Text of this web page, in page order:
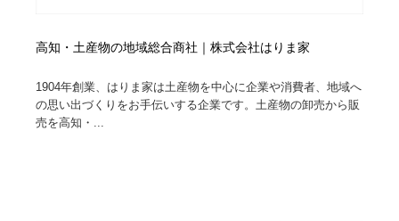
高知・土産物の地域総合商社｜株式会社はりま家
1904年創業、はりま家は土産物を中心に企業や消費者、地域へ
の思い出づくりをお手伝いする企業です。土産物の卸売から販
売を高知・...